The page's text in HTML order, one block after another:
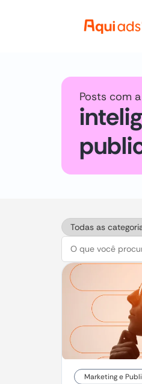
Posts com
Todas as
Marketing e